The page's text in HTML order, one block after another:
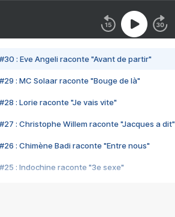
#30 : Eve Angeli raconte "Avant de partir"
#29 : MC Solaar raconte "Bouge de là"
#28 : Lorie raconte "Je vais vite"
#27 : Christophe Willem raconte "Jacques a dit"
#26 : Chimène Badi raconte "Entre nous"
#25 : Indochine raconte "3e sexe"